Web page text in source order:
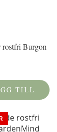
Burgon
TILL